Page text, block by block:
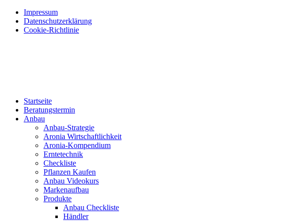
Impressum
Datenschutzerklärung
Cookie-Richtlinie
Startseite
Beratungstermin
Anbau
Anbau-Strategie
Aronia Wirtschaftlichkeit
Aronia-Kompendium
Erntetechnik
Checkliste
Pflanzen Kaufen
Anbau Videokurs
Markenaufbau
Produkte
Anbau Checkliste
Händler